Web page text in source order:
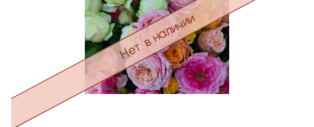
Нет в наличии